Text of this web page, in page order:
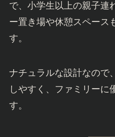
で、小学生以上の親子連
ー置き場や休憩スペース
す。
ナチュラルな設計なので
しやすく、ファミリーに
す。